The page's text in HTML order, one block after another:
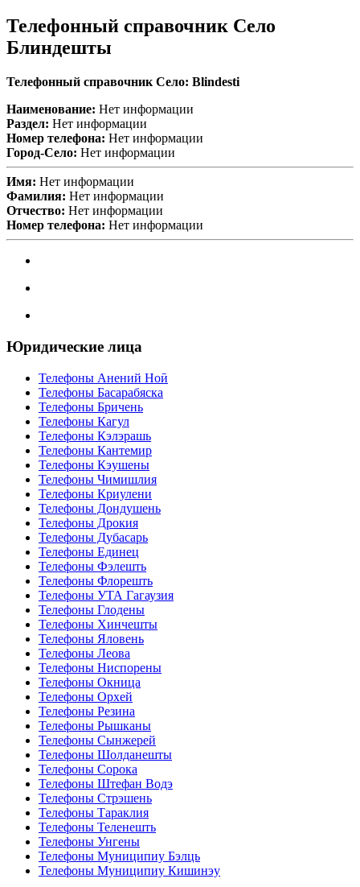
Телефонный справочник Село
Блиндешты
Телефонный справочник Село: Blindesti
Наименование: Нет информации
Раздел: Нет информации
Номер телефона: Нет информации
Город-Село: Нет информации
Имя: Нет информации
Фамилия: Нет информации
Отчество: Нет информации
Номер телефона: Нет информации
Юридические лица
Телефоны Анений Ноӣ
Телефоны Басарабяска
Телефоны Бричень
Телефоны Кагул
Телефоны Кэлэрашь
Телефоны Кантемир
Телефоны Кэушены
Телефоны Чимишлия
Телефоны Криулени
Телефоны Дондушень
Телефоны Дрокия
Телефоны Дубасарь
Телефоны Единец
Телефоны Фэлешть
Телефоны Флорешть
Телефоны УТА Гагаузия
Телефоны Глодены
Телефоны Хинчешты
Телефоны Яловень
Телефоны Леова
Телефоны Ниспорены
Телефоны Окница
Телефоны Орхей
Телефоны Резина
Телефоны Рышканы
Телефоны Сынжерей
Телефоны Шолданешты
Телефоны Сорока
Телефоны Штефан Водэ
Телефоны Стрэшень
Телефоны Тараклия
Телефоны Теленешть
Телефоны Унгены
Телефоны Муниципиу Бэлць
Телефоны Муниципиу Кишинэу